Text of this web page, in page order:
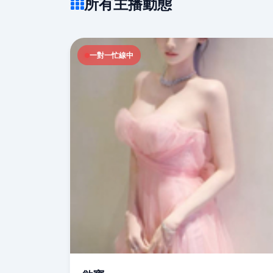
一對一忙線中